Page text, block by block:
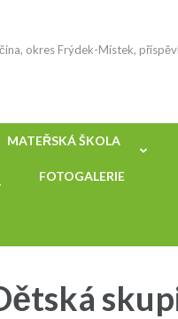
okres Frýdek-Místek,
MATEŘSKÁ ŠKOLA
FOTOGALERIE